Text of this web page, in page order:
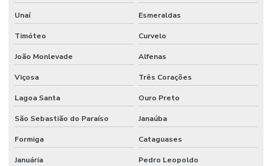
Manutenção De Sistemas Hidráulicos
Manutenção De Sistemas Sanitários
Manutenção E Conservação De Ambientes
Manutenção E Limpeza Industrial
Manutenção E Reparo De Edificações
Manutenção elétrica preventiva
Manutenção de equipamentos industriais
Unaí Esmeraldas
Timóteo Curvelo
João Monlevade Alfenas
Viçosa Três Corações
Lagoa Santa Ouro Preto
São Sebastião do Paraíso Janaúba
Formiga Cataguases
Januária Pedro Leopoldo